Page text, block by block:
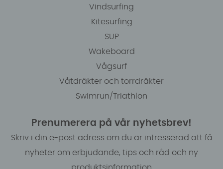
Vindsurfing
Kitesurfing
SUP
Wakeboard
Vågsurf
Våtdräkter och torrdräkter
Swimrun/Triathlon
Prenumerera på vår nyhetsbrev!
Skriv i din e-post adress om du är intresserad att få
nyheter om erbjudande, tips och råd och ny